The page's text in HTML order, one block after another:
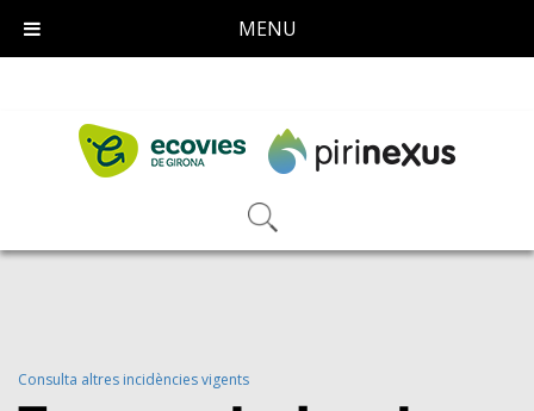
Consulta altres incidències vigents
MENU